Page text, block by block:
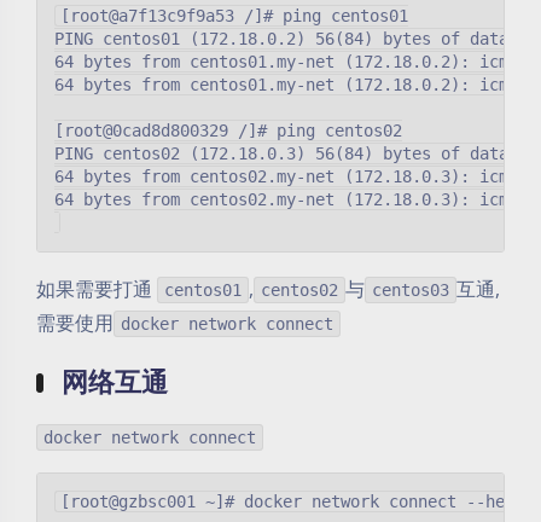
[root@a7f13c9f9a53 /]# ping centos01
PING centos01 (172.18.0.2) 56(84) bytes of data.
64 bytes from centos01.my-net (172.18.0.2):
64 bytes from centos01.my-net (172.18.0.2):
[root@0cad8d800329 /]# ping centos02
PING centos02 (172.18.0.3) 56(84) bytes of data.
64 bytes from centos02.my-net (172.18.0.3):
64 bytes from centos02.my-net (172.18.0.3):
如果需要打通 centos01 , centos02 与 centos03 互通,
需要使用 docker network connect
网络互通
docker network connect
[root@gzbsc001 ~]# docker network connect --help